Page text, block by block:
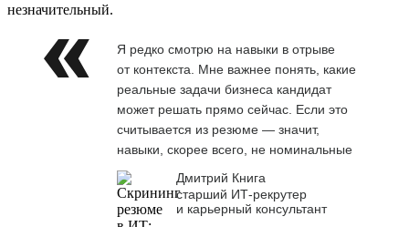
незначительный.
Я редко смотрю на навыки в отрыве
от контекста. Мне важнее понять, какие
реальные задачи бизнеса кандидат
может решать прямо сейчас. Если это
считывается из резюме — значит,
навыки, скорее всего, не номинальные
Дмитрий Книга
старший ИТ-рекрутер
и карьерный консультант